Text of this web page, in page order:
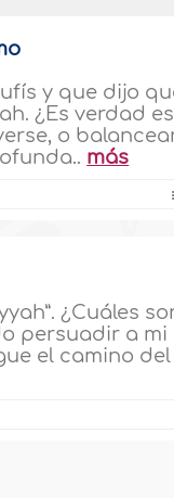
y que dijo
¿Es verdad
o
más
¿Cuáles
persuadir a
el camino